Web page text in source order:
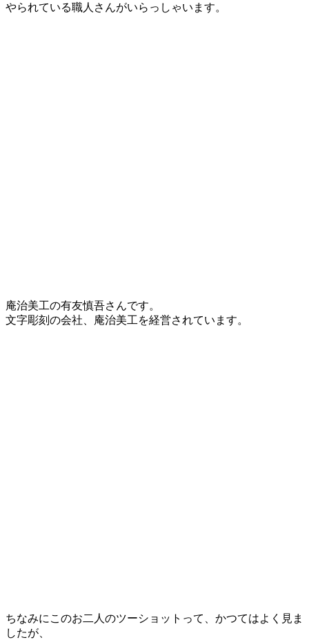
やられている職人さんがいらっしゃいます。
庵治美工の有友慎吾さんです。
文字彫刻の会社、庵治美工を経営されています。
ちなみにこのお二人のツーショットって、かつてはよく見ま
したが、